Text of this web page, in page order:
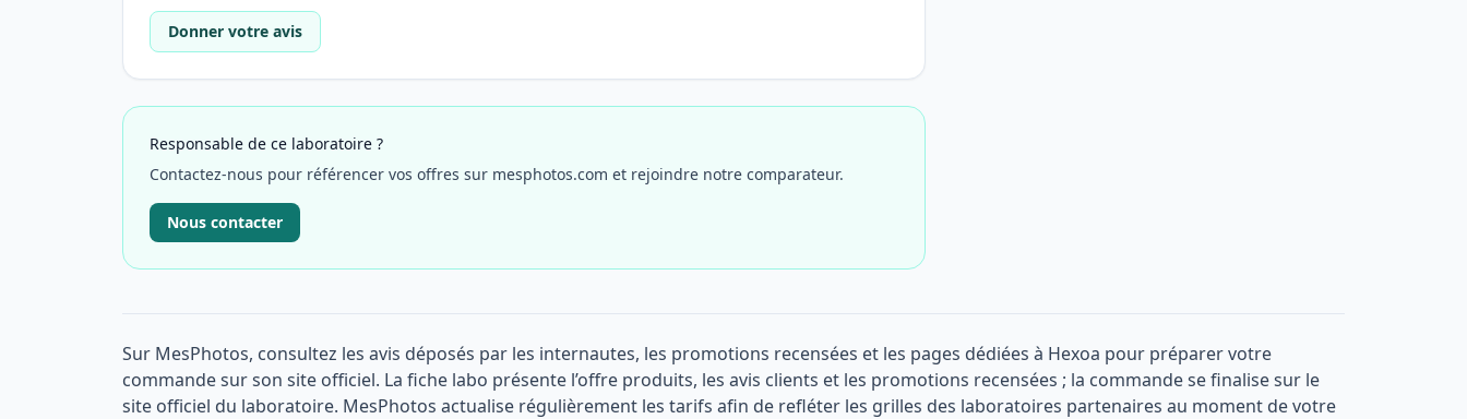
Donner votre avis
Responsable de ce laboratoire ?
Contactez-nous pour référencer vos offres sur mesphotos.com et rejoindre notre comparateur.
Nous contacter
Sur MesPhotos, consultez les avis déposés par les internautes, les promotions recensées et les pages dédiées à Hexoa pour préparer votre
commande sur son site officiel. La fiche labo présente l’offre produits, les avis clients et les promotions recensées ; la commande se finalise sur le
site officiel du laboratoire. MesPhotos actualise régulièrement les tarifs afin de refléter les grilles des laboratoires partenaires au moment de votre